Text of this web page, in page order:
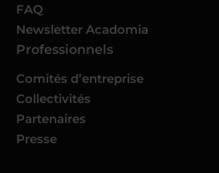
FAQ
Newsletter Acadomia
Professionnels
Comités d’entreprise
Collectivités
Partenaires
Presse